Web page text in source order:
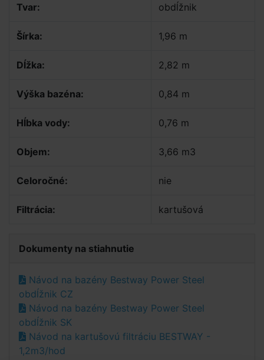
Tvar: obdĺžnik
Šírka: 1,96 m
Dĺžka: 2,82 m
Výška bazéna: 0,84 m
Hĺbka vody: 0,76 m
Objem: 3,66 m3
Celoročné: nie
Filtrácia: kartušová
Dokumenty na stiahnutie
Návod na bazény Bestway Power Steel
obdĺžnik CZ
Návod na bazény Bestway Power Steel
obdĺžnik SK
Návod na kartušovú filtráciu BESTWAY -
1,2m3/hod